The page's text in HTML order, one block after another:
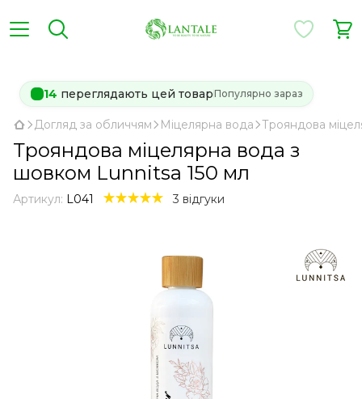
14 переглядають цей товарПопулярно зараз
Догляд за обличчям Міцелярна вода Трояндова
Трояндова міцелярна вода з
шовком Lunnitsa 150 мл
Артикул: L041 3 відгуки